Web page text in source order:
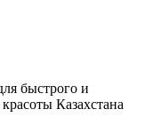
быстрого и
Казахстана